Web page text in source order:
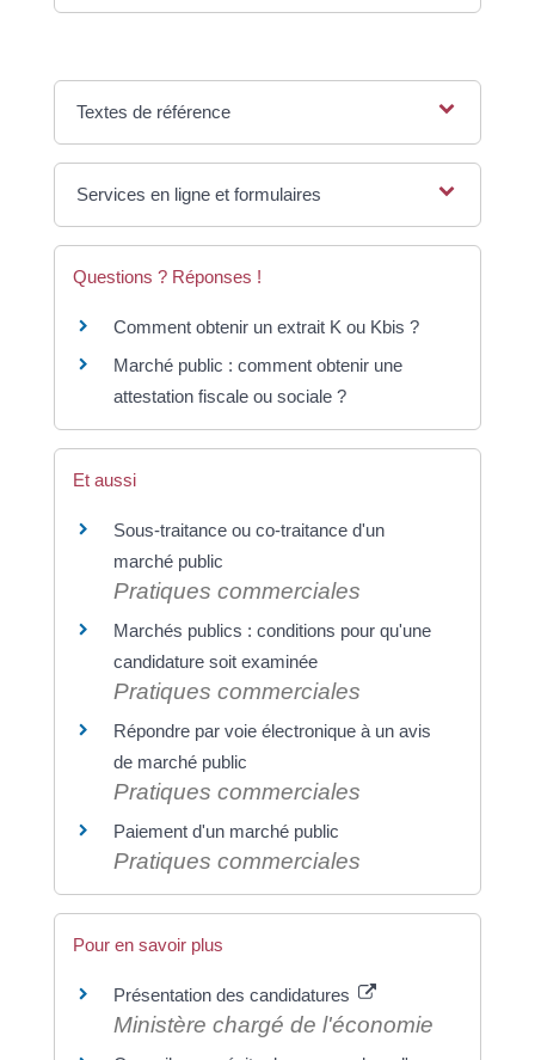
Textes de référence
Services en ligne et formulaires
Questions ? Réponses !
Comment obtenir un extrait K ou Kbis ?
Marché public : comment obtenir une
attestation fiscale ou sociale ?
Et aussi
Sous-traitance ou co-traitance d'un
marché public
Pratiques commerciales
Marchés publics : conditions pour qu'une
candidature soit examinée
Pratiques commerciales
Répondre par voie électronique à un avis
de marché public
Pratiques commerciales
Paiement d'un marché public
Pratiques commerciales
Pour en savoir plus
Présentation des candidatures
Ministère chargé de l'économie